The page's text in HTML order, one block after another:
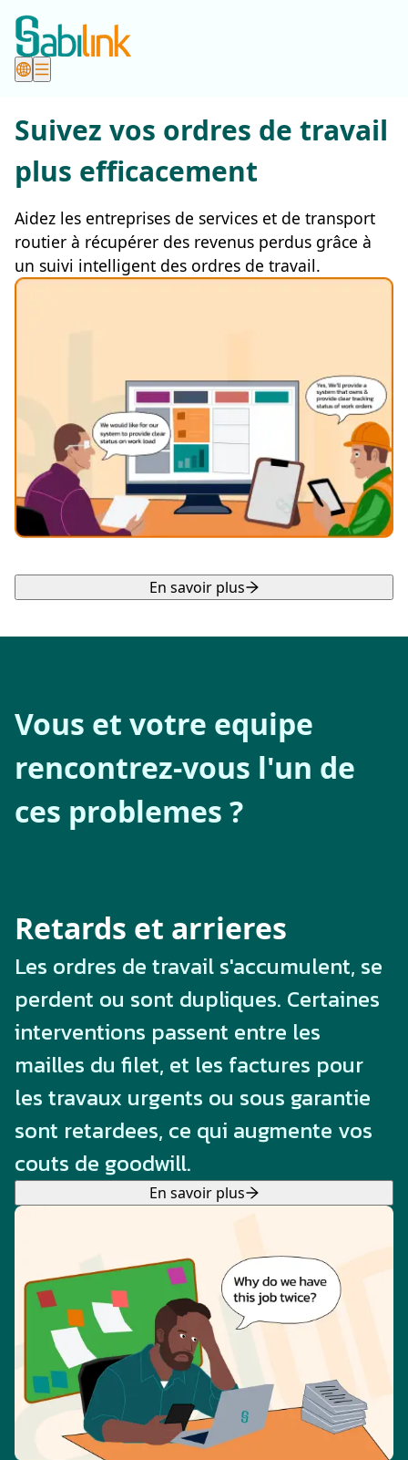
Suivez vos ordres de travail
plus efficacement
Aidez les entreprises de services et de transport
routier à récupérer des revenus perdus grâce à
un suivi intelligent des ordres de travail.
En savoir plus
Vous et votre equipe
rencontrez-vous l'un de
ces problemes ?
Retards et arrieres
Les ordres de travail s'accumulent, se
perdent ou sont dupliques. Certaines
interventions passent entre les
mailles du filet, et les factures pour
les travaux urgents ou sous garantie
sont retardees, ce qui augmente vos
couts de goodwill.
En savoir plus